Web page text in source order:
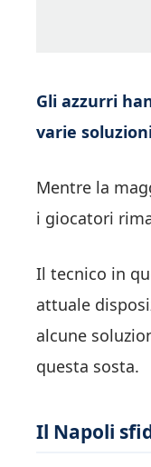
Gli azzurri
varie
Mentre la
i giocatori
Il tecnico in
attuale
alcune
questa sosta.
Il Napoli